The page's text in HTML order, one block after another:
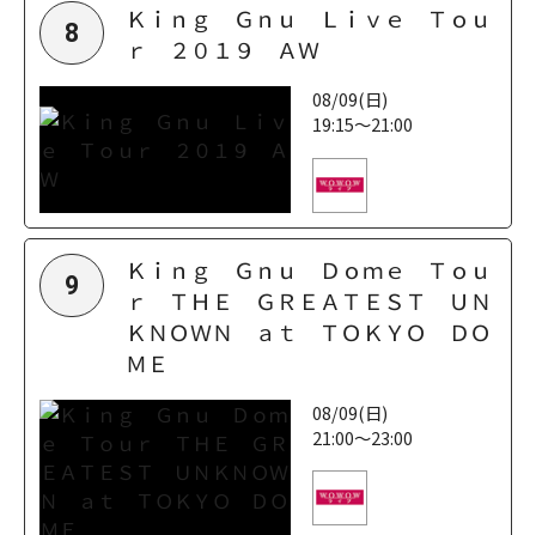
8
Ｋｉｎｇ Ｇｎｕ Ｌｉｖｅ Ｔｏｕ
ｒ ２０１９ ＡＷ
08/09(日)
19:15～21:00
9
Ｋｉｎｇ Ｇｎｕ Ｄｏｍｅ Ｔｏｕ
ｒ ＴＨＥ ＧＲＥＡＴＥＳＴ ＵＮ
ＫＮＯＷＮ ａｔ ＴＯＫＹＯ ＤＯ
ＭＥ
08/09(日)
21:00～23:00